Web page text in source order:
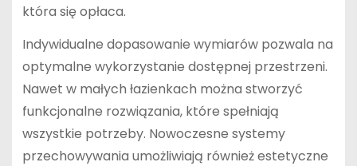
która się opłaca.
Indywidualne dopasowanie wymiarów pozwala na
optymalne wykorzystanie dostępnej przestrzeni.
Nawet w małych łazienkach można stworzyć
funkcjonalne rozwiązania, które spełniają
wszystkie potrzeby. Nowoczesne systemy
przechowywania umożliwiają również estetyczne